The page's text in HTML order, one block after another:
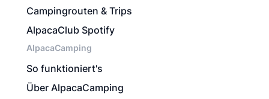
Campingrouten & Trips
AlpacaClub Spotify
AlpacaCamping
So funktioniert's
Über AlpacaCamping